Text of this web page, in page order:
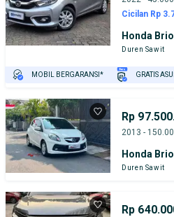
Cicilan Rp
Honda
Duren Sawit
MOBIL BERGARANSI* GRATIS
Rp
2013 -
Honda Brio
Duren Sawit
Rp